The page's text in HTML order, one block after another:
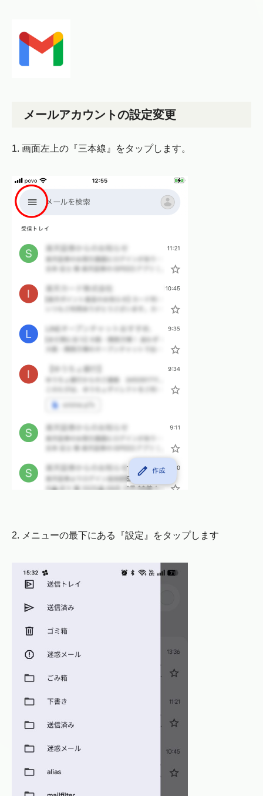
メールアカウントの設定変更
1. 画面左上の『三本線』をタップします。
2. メニューの最下にある『設定』をタップします